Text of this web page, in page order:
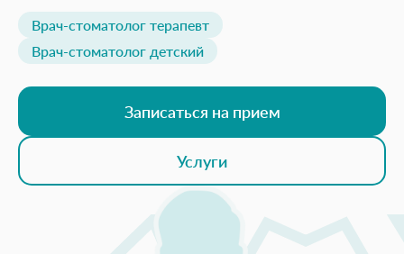
Врач-стоматолог терапевт
Врач-стоматолог детский
Записаться на прием
Услуги